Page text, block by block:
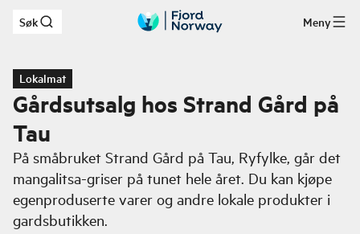
Hopp til hovedinnhold
Søk Meny
Lokalmat
Gårdsutsalg hos Strand Gård på
Tau
På småbruket Strand Gård på Tau, Ryfylke, går det
mangalitsa-griser på tunet hele året. Du kan kjøpe
egenproduserte varer og andre lokale produkter i
gardsbutikken.